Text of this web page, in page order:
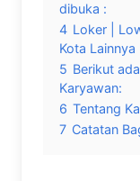
dibuka :
4 Loker |
Kota Lainnya
5 Berikut
Karyawan:
6 Tentang
7 Catatan